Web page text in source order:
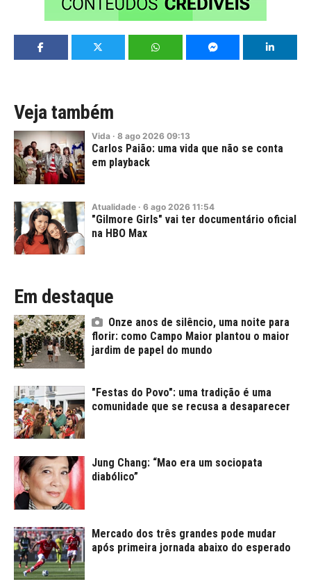
Veja também
Vida · 8 ago 2026 09:13
Carlos Paião: uma vida que não se conta
em playback
Atualidade · 6 ago 2026 11:54
"Gilmore Girls" vai ter documentário oficial
na HBO Max
Em destaque
Onze anos de silêncio, uma noite para
florir: como Campo Maior plantou o maior
jardim de papel do mundo
"Festas do Povo": uma tradição é uma
comunidade que se recusa a desaparecer
Jung Chang: “Mao era um sociopata
diabólico”
Mercado dos três grandes pode mudar
após primeira jornada abaixo do esperado